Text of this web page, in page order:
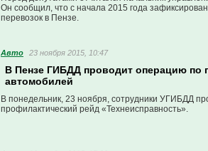
Он сообщил, что с начала 2015 года
перевозок в Пензе.
Авто 23 ноября 2015, 10:47
В Пензе ГИБДД проводит операцию по
автомобилей
В понедельник, 23 ноября, сотрудники УГИБДД
профилактический рейд «Технеисправность».